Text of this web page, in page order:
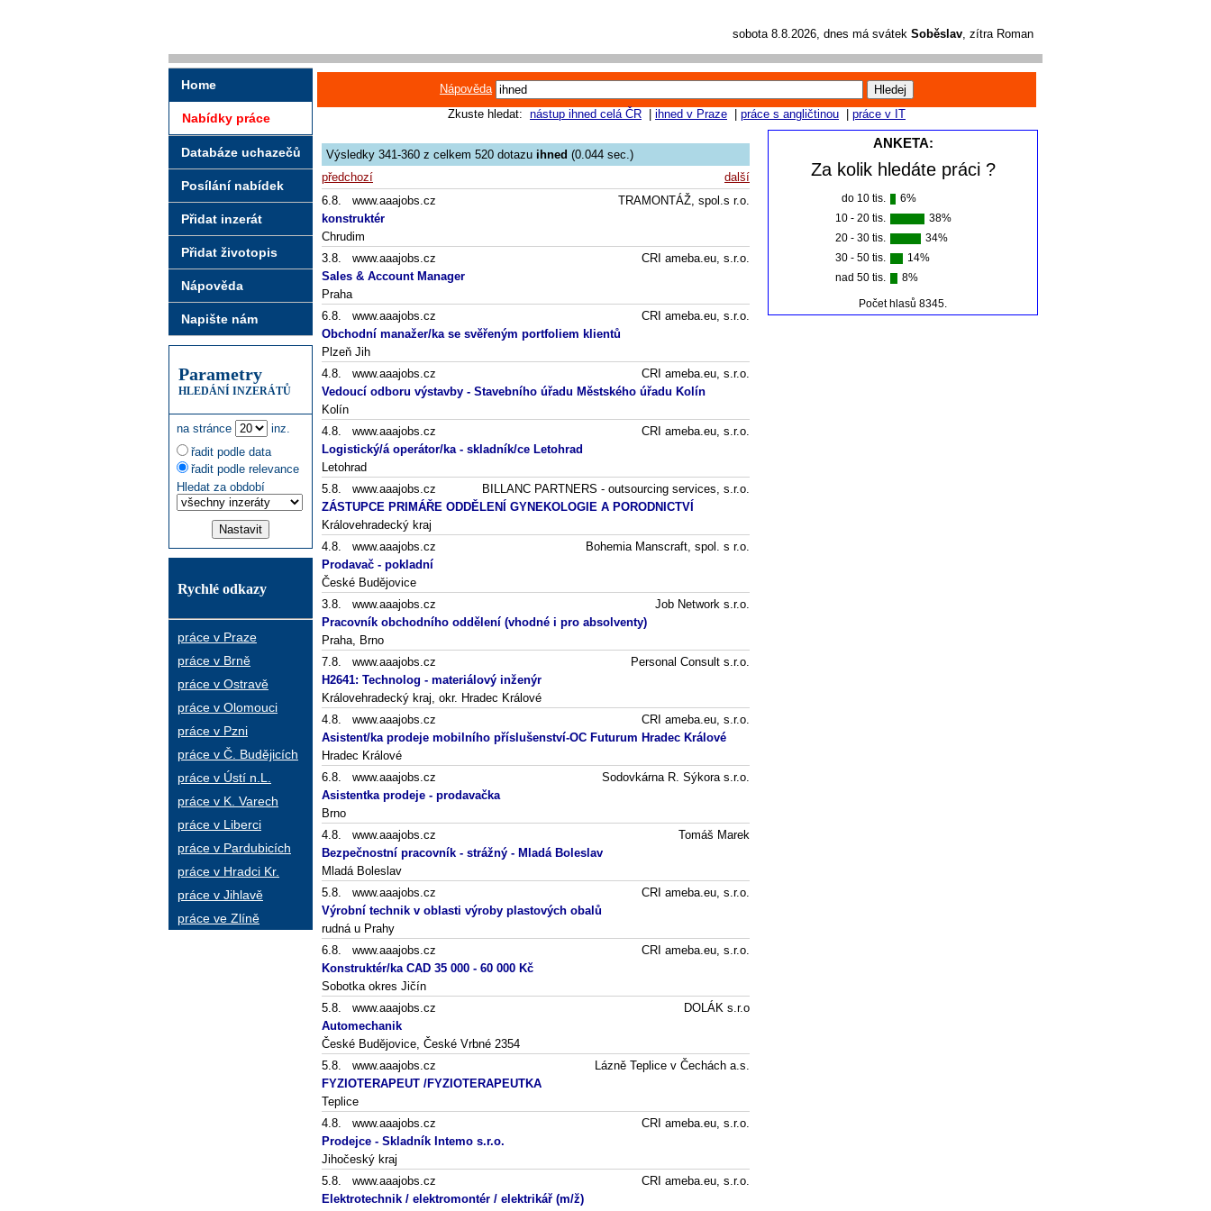
sobota 8.8.2026, dnes má svátek Soběslav, zítra Roman
Home
Nabídky práce
Databáze uchazečů
Posílání nabídek
Přidat inzerát
Přidat životopis
Nápověda
Napište nám
Parametry
HLEDÁNÍ INZERÁTŮ
na stránce
inz.
řadit podle data
řadit podle relevance
Hledat za období
Rychlé odkazy
práce v Praze
práce v Brně
práce v Ostravě
práce v Olomouci
práce v Pzni
práce v Č. Budějicích
práce v Ústí n.L.
práce v K. Varech
práce v Liberci
práce v Pardubicích
práce v Hradci Kr.
práce v Jihlavě
práce ve Zlíně
Nápověda
Zkuste hledat: nástup ihned celá ČR ihned v Praze práce s angličtinou práce v IT
Výsledky 341-360 z celkem 520 dotazu ihned (0.044 sec.)
předchozí
další
6.8. www.aaajobs.cz
TRAMONTÁŽ, spol.s r.o.
konstruktér
Chrudim
3.8. www.aaajobs.cz
CRI ameba.eu, s.r.o.
Sales & Account Manager
Praha
6.8. www.aaajobs.cz
CRI ameba.eu, s.r.o.
Obchodní manažer/ka se svěřeným portfoliem klientů
Plzeň Jih
4.8. www.aaajobs.cz
CRI ameba.eu, s.r.o.
Vedoucí odboru výstavby - Stavebního úřadu Městského úřadu Kolín
Kolín
4.8. www.aaajobs.cz
CRI ameba.eu, s.r.o.
Logistický/á operátor/ka - skladník/ce Letohrad
Letohrad
5.8. www.aaajobs.cz
BILLANC PARTNERS - outsourcing services, s.r.o.
ZÁSTUPCE PRIMÁŘE ODDĚLENÍ GYNEKOLOGIE A PORODNICTVÍ
Královehradecký kraj
4.8. www.aaajobs.cz
Bohemia Manscraft, spol. s r.o.
Prodavač - pokladní
České Budějovice
3.8. www.aaajobs.cz
Job Network s.r.o.
Pracovník obchodního oddělení (vhodné i pro absolventy)
Praha, Brno
7.8. www.aaajobs.cz
Personal Consult s.r.o.
H2641: Technolog - materiálový inženýr
Královehradecký kraj, okr. Hradec Králové
4.8. www.aaajobs.cz
CRI ameba.eu, s.r.o.
Asistent/ka prodeje mobilního příslušenství-OC Futurum Hradec Králové
Hradec Králové
6.8. www.aaajobs.cz
Sodovkárna R. Sýkora s.r.o.
Asistentka prodeje - prodavačka
Brno
4.8. www.aaajobs.cz
Tomáš Marek
Bezpečnostní pracovník - strážný - Mladá Boleslav
Mladá Boleslav
5.8. www.aaajobs.cz
CRI ameba.eu, s.r.o.
Výrobní technik v oblasti výroby plastových obalů
rudná u Prahy
6.8. www.aaajobs.cz
CRI ameba.eu, s.r.o.
Konstruktér/ka CAD 35 000 - 60 000 Kč
Sobotka okres Jičín
5.8. www.aaajobs.cz
DOLÁK s.r.o
Automechanik
České Budějovice, České Vrbné 2354
5.8. www.aaajobs.cz
Lázně Teplice v Čechách a.s.
FYZIOTERAPEUT /FYZIOTERAPEUTKA
Teplice
4.8. www.aaajobs.cz
CRI ameba.eu, s.r.o.
Prodejce - Skladník Intemo s.r.o.
Jihočeský kraj
5.8. www.aaajobs.cz
CRI ameba.eu, s.r.o.
Elektrotechnik / elektromontér / elektrikář (m/ž)
ANKETA:
Za kolik hledáte práci ?
do 10 tis.
6%
10 - 20 tis.
38%
20 - 30 tis.
34%
30 - 50 tis.
14%
nad 50 tis.
8%
Počet hlasů 8345.